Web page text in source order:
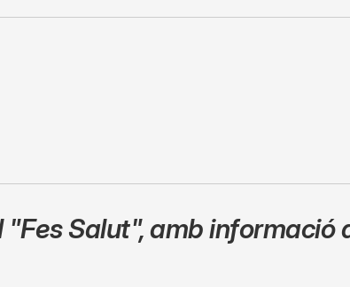
"Fes Salut",amb informació